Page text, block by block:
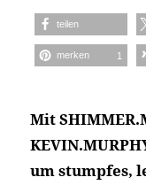
teilen
merken 1
Mit
um stumpfes,